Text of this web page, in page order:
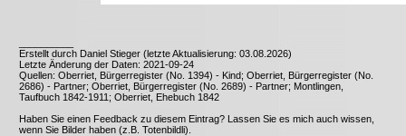
Erstellt durch Daniel Stieger (letzte Aktualisierung: 03.08.2026)
Letzte Änderung der Daten: 2021-09-24
Quellen: Oberriet, Bürgerregister (No. 1394) - Kind; Oberriet, Bürgerregister (No.
2686) - Partner; Oberriet, Bürgerregister (No. 2689) - Partner; Montlingen,
Taufbuch 1842-1911; Oberriet, Ehebuch 1842
Haben Sie einen Feedback zu diesem Eintrag? Lassen Sie es mich auch wissen,
wenn Sie Bilder haben (z.B. Totenbildli).